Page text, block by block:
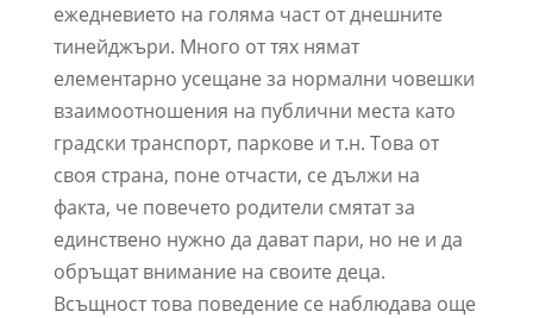
ежедневието на голяма част от днешните
тинейджъри. Много от тях нямат
елементарно усещане за нормални човешки
взаимоотношения на публични места като
градски транспорт, паркове и т.н. Това от
своя страна, поне отчасти, се дължи на
факта, че повечето родители смятат за
единствено нужно да дават пари, но не и да
обръщат внимание на своите деца.
Всъщност това поведение се наблюдава още